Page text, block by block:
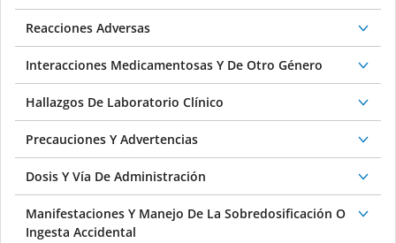
Reacciones Adversas
Interacciones Medicamentosas Y De Otro Género
Hallazgos De Laboratorio Clínico
Precauciones Y Advertencias
Dosis Y Vía De Administración
Manifestaciones Y Manejo De La Sobredosificación O
Ingesta Accidental